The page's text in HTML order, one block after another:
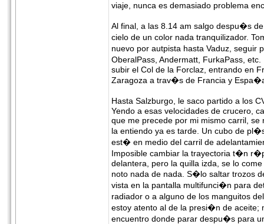
viaje, nunca es demasiado problema
Al final, a las 8.14 am salgo despu�s
cielo de un color nada tranquilizador.
nuevo por autpista hasta Vaduz,
OberalPass, Andermatt, FurkaPass,
subir el Col de la Forclaz, entrando en
Zaragoza a trav�s de Francia y
Hasta Salzburgo, le saco partido a los
Yendo a esas velocidades de crucero,
que me precede por mi mismo carril,
la entiendo ya es tarde. Un cubo de
est� en medio del carril de
Imposible cambiar la trayectoria t�n
delantera, pero la quilla izda, se lo
noto nada de nada. S�lo saltar trozos
vista en la pantalla multifunci�n para
radiador o a alguno de los manguitos
estoy atento al de la presi�n de aceite;
encuentro donde parar despu�s para